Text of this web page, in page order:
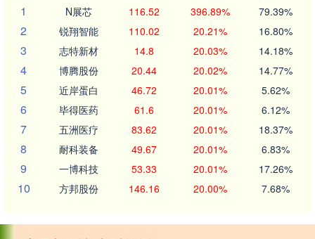
1
N展芯 116.52 396.89% 79.39%
2 锐翔智能 110.02 20.21% 16.80%
3 志特新材 14.8 20.03% 14.18%
4 博腾股份 20.44 20.02% 14.77%
5 近岸蛋白 46.72 20.01% 5.62%
6 毕得医药 61.6 20.01% 6.12%
7 五洲医疗 83.62 20.01% 18.37%
8 耐科装备 49.67 20.01% 6.83%
9 一博科技 53.33 20.01% 17.26%
10 方邦股份 146.16 20.00% 7.68%